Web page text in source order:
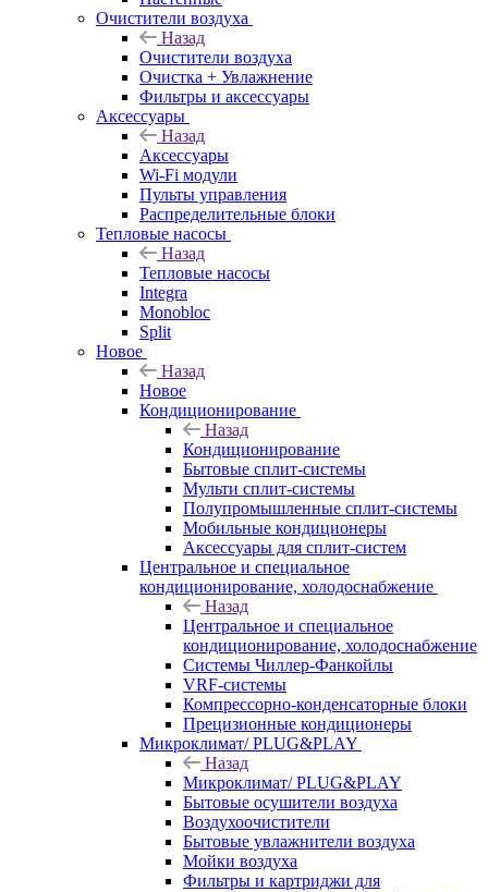
Очистители воздуха
Назад
Очистители воздуха
Очистка + Увлажнение
Фильтры и аксессуары
Аксессуары
Назад
Аксессуары
Wi-Fi модули
Пульты управления
Распределительные блоки
Тепловые насосы
Назад
Тепловые насосы
Integra
Monobloc
Split
Новое
Назад
Новое
Кондиционирование
Назад
Кондиционирование
Бытовые сплит-системы
Мульти сплит-системы
Полупромышленные сплит-системы
Мобильные кондиционеры
Аксессуары для сплит-систем
Центральное и специальное
кондиционирование, холодоснабжение
Назад
Центральное и специальное
кондиционирование, холодоснабжение
Системы Чиллер-Фанкойлы
VRF-системы
Компрессорно-конденсаторные блоки
Прецизионные кондиционеры
Микроклимат/ PLUG&PLAY
Назад
Микроклимат/ PLUG&PLAY
Бытовые осушители воздуха
Воздухоочистители
Бытовые увлажнители воздуха
Мойки воздуха
Фильтры и картриджи для